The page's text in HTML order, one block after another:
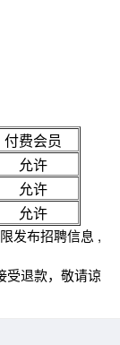
付费会员
允许
允许
允许
发布招聘信息 ,
受退款，敬请谅